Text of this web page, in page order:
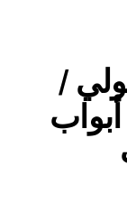
/
أبواب